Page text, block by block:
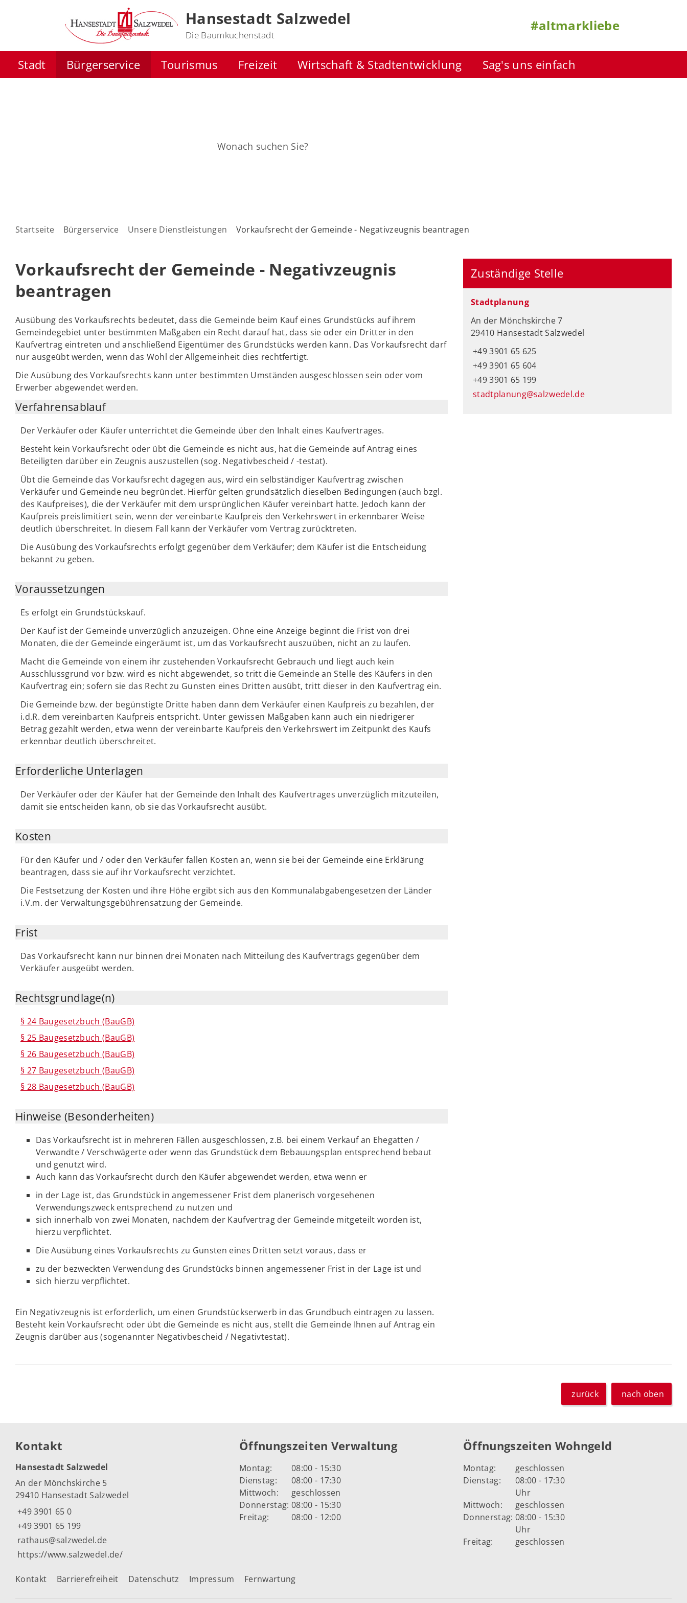
Hansestadt Salzwedel
Die Baumkuchenstadt
#altmarkliebe
Stadt Bürgerservice Tourismus Freizeit Wirtschaft & Stadtentwicklung Sag's uns einfach
Startseite Bürgerservice Unsere Dienstleistungen Vorkaufsrecht der Gemeinde - Negativzeugnis beantragen
Vorkaufsrecht der Gemeinde - Negativzeugnis
beantragen
Ausübung des Vorkaufsrechts bedeutet, dass die Gemeinde beim Kauf eines Grundstücks auf ihrem
Gemeindegebiet unter bestimmten Maßgaben ein Recht darauf hat, dass sie oder ein Dritter in den
Kaufvertrag eintreten und anschließend Eigentümer des Grundstücks werden kann. Das Vorkaufsrecht darf
nur ausgeübt werden, wenn das Wohl der Allgemeinheit dies rechtfertigt.
Die Ausübung des Vorkaufsrechts kann unter bestimmten Umständen ausgeschlossen sein oder vom
Erwerber abgewendet werden.
Verfahrensablauf
Der Verkäufer oder Käufer unterrichtet die Gemeinde über den Inhalt eines Kaufvertrages.
Besteht kein Vorkaufsrecht oder übt die Gemeinde es nicht aus, hat die Gemeinde auf Antrag eines
Beteiligten darüber ein Zeugnis auszustellen (sog. Negativbescheid / -testat).
Übt die Gemeinde das Vorkaufsrecht dagegen aus, wird ein selbständiger Kaufvertrag zwischen
Verkäufer und Gemeinde neu begründet. Hierfür gelten grundsätzlich dieselben Bedingungen (auch bzgl.
des Kaufpreises), die der Verkäufer mit dem ursprünglichen Käufer vereinbart hatte. Jedoch kann der
Kaufpreis preislimitiert sein, wenn der vereinbarte Kaufpreis den Verkehrswert in erkennbarer Weise
deutlich überschreitet. In diesem Fall kann der Verkäufer vom Vertrag zurücktreten.
Die Ausübung des Vorkaufsrechts erfolgt gegenüber dem Verkäufer; dem Käufer ist die Entscheidung
bekannt zu geben.
Voraussetzungen
Es erfolgt ein Grundstückskauf.
Der Kauf ist der Gemeinde unverzüglich anzuzeigen. Ohne eine Anzeige beginnt die Frist von drei
Monaten, die der Gemeinde eingeräumt ist, um das Vorkaufsrecht auszuüben, nicht an zu laufen.
Macht die Gemeinde von einem ihr zustehenden Vorkaufsrecht Gebrauch und liegt auch kein
Ausschlussgrund vor bzw. wird es nicht abgewendet, so tritt die Gemeinde an Stelle des Käufers in den
Kaufvertrag ein; sofern sie das Recht zu Gunsten eines Dritten ausübt, tritt dieser in den Kaufvertrag ein.
Die Gemeinde bzw. der begünstigte Dritte haben dann dem Verkäufer einen Kaufpreis zu bezahlen, der
i.d.R. dem vereinbarten Kaufpreis entspricht. Unter gewissen Maßgaben kann auch ein niedrigerer
Betrag gezahlt werden, etwa wenn der vereinbarte Kaufpreis den Verkehrswert im Zeitpunkt des Kaufs
erkennbar deutlich überschreitet.
Erforderliche Unterlagen
Der Verkäufer oder der Käufer hat der Gemeinde den Inhalt des Kaufvertrages unverzüglich mitzuteilen,
damit sie entscheiden kann, ob sie das Vorkaufsrecht ausübt.
Kosten
Für den Käufer und / oder den Verkäufer fallen Kosten an, wenn sie bei der Gemeinde eine Erklärung
beantragen, dass sie auf ihr Vorkaufsrecht verzichtet.
Die Festsetzung der Kosten und ihre Höhe ergibt sich aus den Kommunalabgabengesetzen der Länder
i.V.m. der Verwaltungsgebührensatzung der Gemeinde.
Frist
Das Vorkaufsrecht kann nur binnen drei Monaten nach Mitteilung des Kaufvertrags gegenüber dem
Verkäufer ausgeübt werden.
Rechtsgrundlage(n)
§ 24 Baugesetzbuch (BauGB)
§ 25 Baugesetzbuch (BauGB)
§ 26 Baugesetzbuch (BauGB)
§ 27 Baugesetzbuch (BauGB)
§ 28 Baugesetzbuch (BauGB)
Hinweise (Besonderheiten)
Das Vorkaufsrecht ist in mehreren Fällen ausgeschlossen, z.B. bei einem Verkauf an Ehegatten /
Verwandte / Verschwägerte oder wenn das Grundstück dem Bebauungsplan entsprechend bebaut
und genutzt wird.
Auch kann das Vorkaufsrecht durch den Käufer abgewendet werden, etwa wenn er
in der Lage ist, das Grundstück in angemessener Frist dem planerisch vorgesehenen
Verwendungszweck entsprechend zu nutzen und
sich innerhalb von zwei Monaten, nachdem der Kaufvertrag der Gemeinde mitgeteilt worden ist,
hierzu verpflichtet.
Die Ausübung eines Vorkaufsrechts zu Gunsten eines Dritten setzt voraus, dass er
zu der bezweckten Verwendung des Grundstücks binnen angemessener Frist in der Lage ist und
sich hierzu verpflichtet.
Ein Negativzeugnis ist erforderlich, um einen Grundstückserwerb in das Grundbuch eintragen zu lassen.
Besteht kein Vorkaufsrecht oder übt die Gemeinde es nicht aus, stellt die Gemeinde Ihnen auf Antrag ein
Zeugnis darüber aus (sogenannter Negativbescheid / Negativtestat).
Zuständige Stelle
Stadtplanung
An der Mönchskirche 7
29410 Hansestadt Salzwedel
+49 3901 65 625
+49 3901 65 604
+49 3901 65 199
stadtplanung@salzwedel.de
zurück nach oben
Kontakt
Hansestadt Salzwedel
An der Mönchskirche 5
29410 Hansestadt Salzwedel
+49 3901 65 0
+49 3901 65 199
rathaus@salzwedel.de
https://www.salzwedel.de/
Öffnungszeiten Verwaltung
Montag:
08:00 - 15:30
Dienstag:
08:00 - 17:30
Mittwoch:
geschlossen
Donnerstag: 08:00 - 15:30
Freitag:
08:00 - 12:00
Öffnungszeiten Wohngeld
Montag:
geschlossen
Dienstag:
08:00 - 17:30
Uhr
Mittwoch:
geschlossen
Donnerstag: 08:00 - 15:30
Uhr
Freitag:
geschlossen
Kontakt Barrierefreiheit Datenschutz Impressum Fernwartung